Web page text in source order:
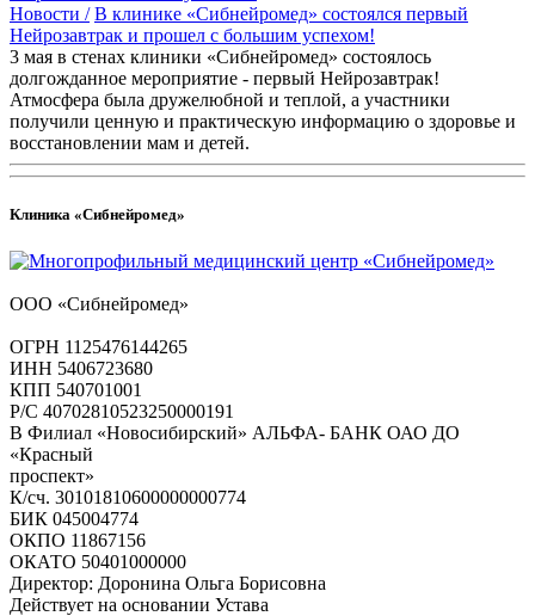
Новости / В клинике «Сибнейромед» состоялся первый
Нейрозавтрак и прошел с большим успехом!
3 мая в стенах клиники «Сибнейромед» состоялось
долгожданное мероприятие - первый Нейрозавтрак!
Атмосфера была дружелюбной и теплой, а участники
получили ценную и практическую информацию о здоровье и
восстановлении мам и детей.
Клиника «Сибнейромед»
ООО «Сибнейромед»
ОГРН 1125476144265
ИНН 5406723680
КПП 540701001
Р/С 40702810523250000191
В Филиал «Новосибирский» АЛЬФА- БАНК ОАО ДО
«Красный
проспект»
К/сч. 30101810600000000774
БИК 045004774
ОКПО 11867156
ОКАТО 50401000000
Директор: Доронина Ольга Борисовна
Действует на основании Устава